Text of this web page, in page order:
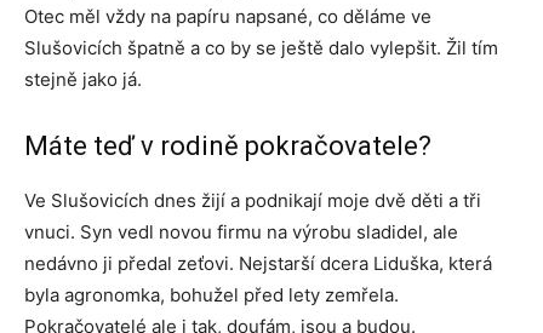
Otec měl vždy na papíru napsané, co děláme ve
Slušovicích špatně a co by se ještě dalo vylepšit. Žil tím
stejně jako já.
Máte teď v rodině pokračovatele?
Ve Slušovicích dnes žijí a podnikají moje dvě děti a tři
vnuci. Syn vedl novou firmu na výrobu sladidel, ale
nedávno ji předal zeťovi. Nejstarší dcera Liduška, která
byla agronomka, bohužel před lety zemřela.
Pokračovatelé ale i tak, doufám, jsou a budou.